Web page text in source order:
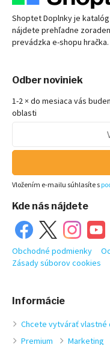
Shoptet Doplnky je
nájdete prehľadne
prevádzka e-shopu hračka.
Informácie
Chcete vytvárať vlastné
Premium
Marketing
Odber noviniek
1-2 × do mesiaca vás
oblasti
Vložením e-mailu súhlasíte s
Kde nás nájdete
Obchodné podmienky
Zásady súborov cookies